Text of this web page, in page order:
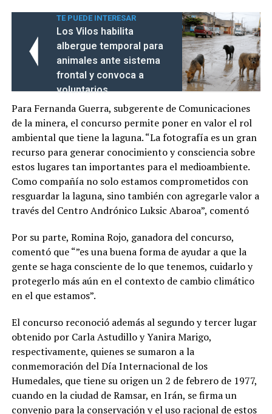
TE PUEDE INTERESAR
Los Vilos habilita
albergue temporal para
animales ante sistema
frontal y convoca a
voluntarios
Para Fernanda Guerra, subgerente de Comunicaciones
de la minera, el concurso permite poner en valor el rol
ambiental que tiene la laguna. “La fotografía es un gran
recurso para generar conocimiento y consciencia sobre
estos lugares tan importantes para el medioambiente.
Como compañía no solo estamos comprometidos con
resguardar la laguna, sino también con agregarle valor a
través del Centro Andrónico Luksic Abaroa”, comentó
Por su parte, Romina Rojo, ganadora del concurso,
comentó que “”es una buena forma de ayudar a que la
gente se haga consciente de lo que tenemos, cuidarlo y
protegerlo más aún en el contexto de cambio climático
en el que estamos”.
El concurso reconoció además al segundo y tercer lugar
obtenido por Carla Astudillo y Yanira Marigo,
respectivamente, quienes se sumaron a la
conmemoración del Día Internacional de los
Humedales, que tiene su origen un 2 de febrero de 1977,
cuando en la ciudad de Ramsar, en Irán, se firma un
convenio para la conservación y el uso racional de estos